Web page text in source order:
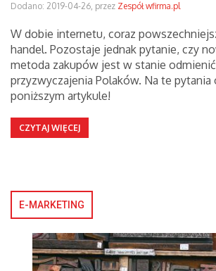
Dodano: 2019-04-26, przez Zespół wfirma.pl
W dobie internetu, coraz
handel. Pozostaje jednak pytanie, czy
metoda zakupów jest w stanie
przyzwyczajenia Polaków. Na te
poniższym artykule!
CZYTAJ WIĘCEJ
E-MARKETING